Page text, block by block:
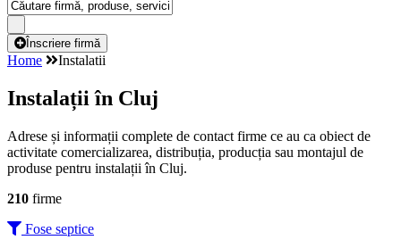
Înscriere firmă
Home Instalatii
Instalații în Cluj
Adrese și informații complete de contact firme ce au ca obiect de
activitate comercializarea, distribuția, producția sau montajul de
produse pentru instalații în Cluj.
210 firme
Fose septice